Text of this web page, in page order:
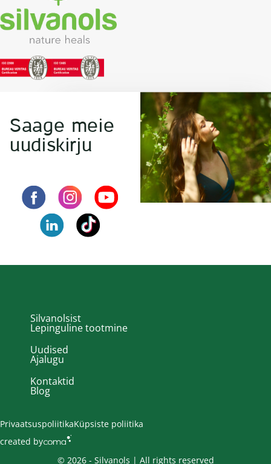
Saage meie
uudiskirju
Silvanolsist
Lepinguline tootmine
Uudised
Ajalugu
Kontaktid
Blog
PrivaatsuspoliitikaKüpsiste poliitika
created by
© 2026 - Silvanols | All rights reserved